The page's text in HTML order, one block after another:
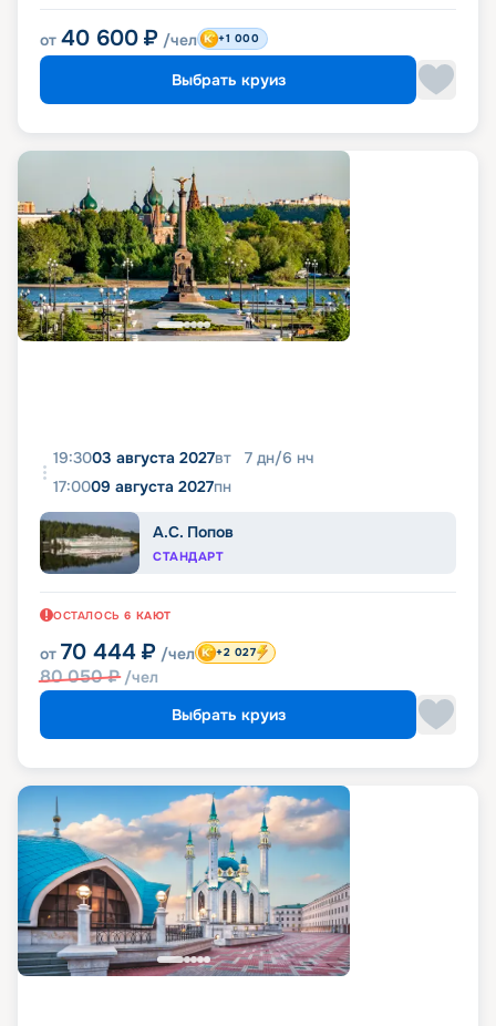
от 40 600 ₽ /чел +1 000
Выбрать круиз
19:3003 августа 2027вт 7 дн/6 нч
17:0009 августа 2027пн
А.С. Попов
СТАНДАРТ
ОСТАЛОСЬ 6 КАЮТ
от 70 444 ₽ /чел
80 050₽ /чел
+2 027
Выбрать круиз